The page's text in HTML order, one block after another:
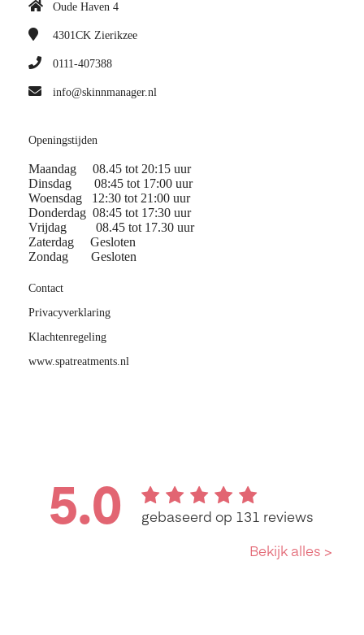
Oude Haven 4
4301CK Zierikzee
0111-407388
info@skinnmanager.nl
Openingstijden
Maandag 08.45 tot 20:15 uur
Dinsdag 08:45 tot 17:00 uur
Woensdag 12:30 tot 21:00 uur
Donderdag 08:45 tot 17:30 uur
Vrijdag 08.45 tot 17.30 uur
Zaterdag Gesloten
Zondag Gesloten
Contact
Privacyverklaring
Klachtenregeling
www.spatreatments.nl